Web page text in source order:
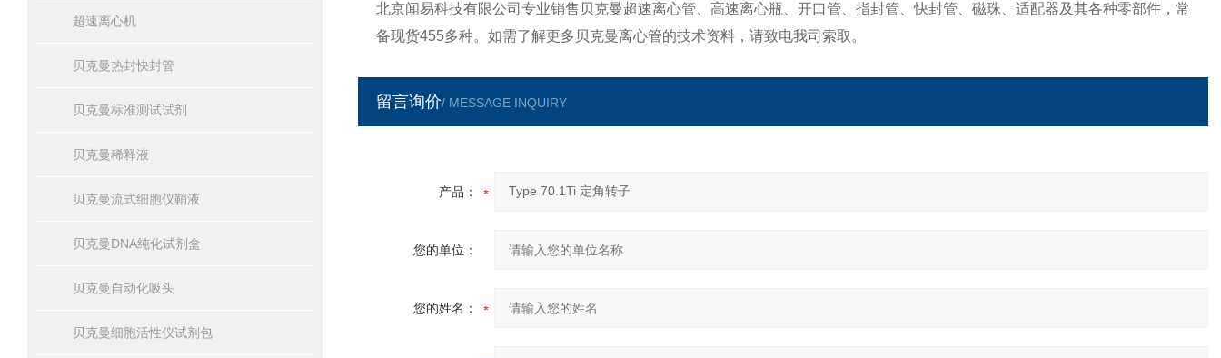
超速离心机
贝克曼热封快封管
贝克曼标准测试试剂
贝克曼稀释液
贝克曼流式细胞仪鞘液
贝克曼DNA纯化试剂盒
贝克曼自动化吸头
贝克曼细胞活性仪试剂包
北京闻易科技有限公司专业销售贝克曼超速离心管、高速离心瓶、开口管、指封管、快封管、磁珠、适配器及其各种零部件，常
备现货455多种。如需了解更多贝克曼离心管的技术资料，请致电我司索取。
留言询价/ MESSAGE INQUIRY
产品：
您的单位：
您的姓名：